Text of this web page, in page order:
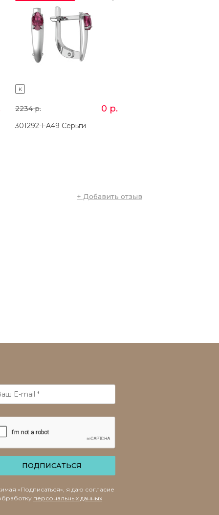
K
2234р. 0 р.
301292-FA49 Серьги
+ Добавить отзыв
ПОДПИСАТЬСЯ
«Подписаться», я даю согласие
персональных данных